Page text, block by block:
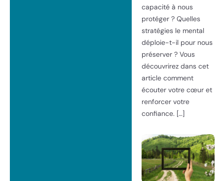
capacité à nous
protéger ? Quelles
stratégies le mental
déploie-t-il pour nous
préserver ? Vous
découvrirez dans cet
article comment
écouter votre cœur et
renforcer votre
confiance. […]